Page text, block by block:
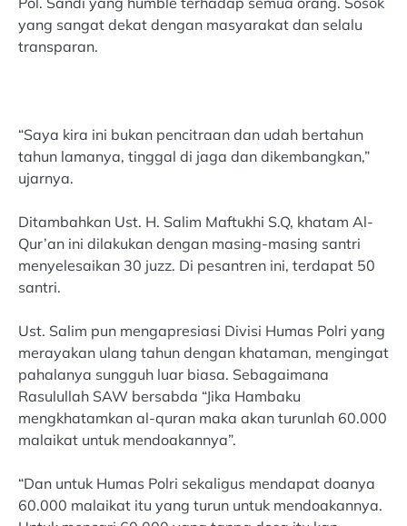
yang sangat dekat dengan masyarakat dan selalu
transparan.
“Saya kira ini bukan pencitraan dan udah bertahun
tahun lamanya, tinggal di jaga dan dikembangkan,”
ujarnya.
Ditambahkan Ust. H. Salim Maftukhi S.Q, khatam Al-
Qur’an ini dilakukan dengan masing-masing santri
menyelesaikan 30 juzz. Di pesantren ini, terdapat 50
santri.
Ust. Salim pun mengapresiasi Divisi Humas Polri yang
merayakan ulang tahun dengan khataman, mengingat
pahalanya sungguh luar biasa. Sebagaimana
Rasulullah SAW bersabda “Jika Hambaku
mengkhatamkan al-quran maka akan turunlah 60.000
malaikat untuk mendoakannya”.
“Dan untuk Humas Polri sekaligus mendapat doanya
60.000 malaikat itu yang turun untuk mendoakannya.